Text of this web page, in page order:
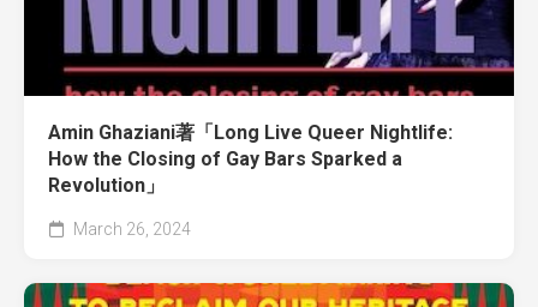
Amin Ghaziani著「Long Live Queer Nightlife:
How the Closing of Gay Bars Sparked a
Revolution」
March 26, 2024